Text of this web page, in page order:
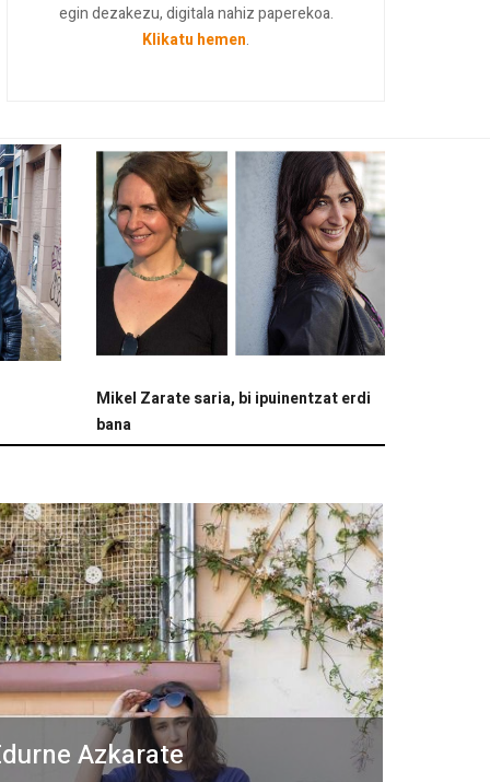
egin dezakezu, digitala nahiz paperekoa.
Klikatu hemen.
Mikel Zarate saria, bi ipuinentzat erdi
bana
Azkarate